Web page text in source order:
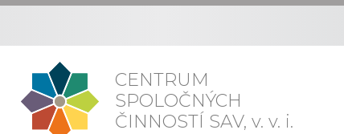
CENTRUM
SPOLOČNÝCH
ČINNOSTÍ SAV, v. v. i.